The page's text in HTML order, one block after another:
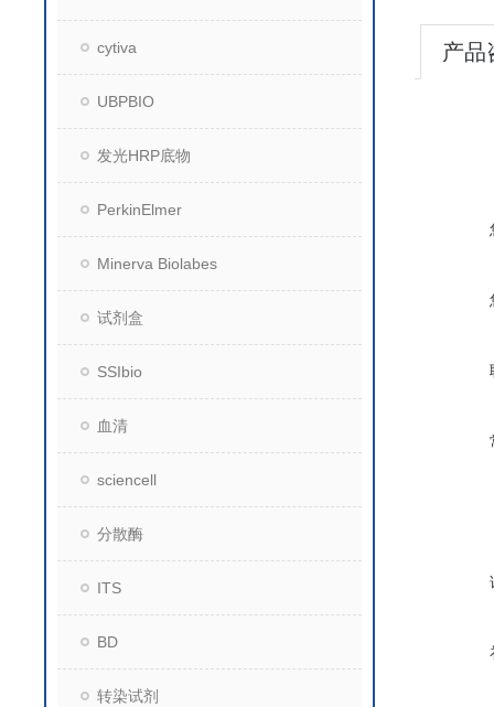
cytiva
UBPBIO
发光HRP底物
PerkinElmer
Minerva Biolabes
试剂盒
SSIbio
血清
sciencell
分散酶
ITS
BD
转染试剂
产品